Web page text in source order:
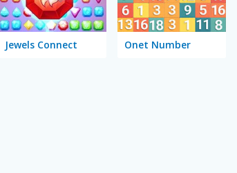
Jewels Connect Onet Number